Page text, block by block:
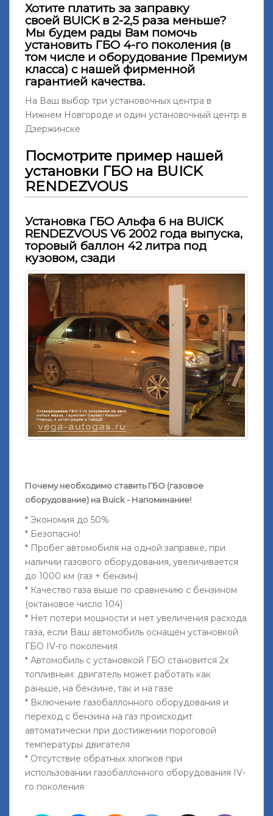
Хотите платить за заправку
своей BUICK в 2-2,5 раза меньше?
Мы будем рады Вам помочь
установить ГБО 4-го поколения (в
том числе и оборудование Премиум
класса) с нашей фирменной
гарантией качества.
На Ваш выбор три установочных центра в
Нижнем Новгороде и один установочный центр в
Дзержинске
Посмотрите пример нашей
установки ГБО на BUICK
RENDEZVOUS
Установка ГБО Альфа 6 на BUICK
RENDEZVOUS V6 2002 года выпуска,
торовый баллон 42 литра под
кузовом, сзади
Почему необходимо ставить ГБО (газовое
оборудование) на Buick - Напоминание!
* Экономия до 50%
* Безопасно!
* Пробег автомобиля на одной заправке, при
наличии газового оборудования, увеличивается
до 1000 км (газ + бензин)
* Качество газа выше по сравнению с бензином
(октановое число 104)
* Нет потери мощности и нет увеличения расхода
газа, если Ваш автомобиль оснащен установкой
ГБО IV-го поколения
* Автомобиль с установкой ГБО становится 2х
топливным: двигатель может работать как
раньше, на бензине, так и на газе
* Включение газобаллонного оборудования и
переход с бензина на газ происходит
автоматически при достижении пороговой
температуры двигателя
* Отсутствие обратных хлопков при
использовании газобаллонного оборудования IV-
го поколения